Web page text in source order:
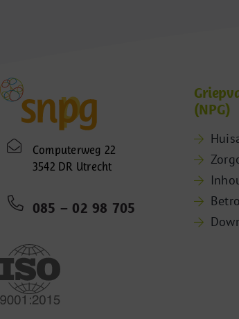
Computerweg 22
3542 DR Utrecht
085 – 02 98 705
(NPG)